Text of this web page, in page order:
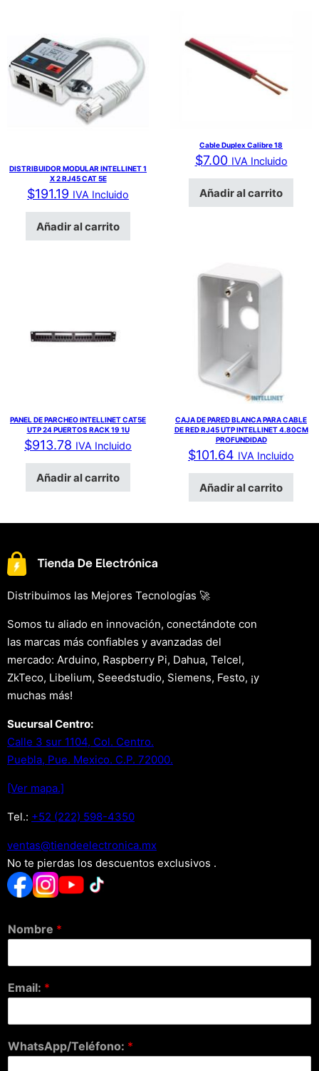
DISTRIBUIDOR MODULAR INTELLINET 1
X 2 RJ45 CAT 5E
$191.19 IVA Incluido
Añadir al carrito
Cable Duplex Calibre 18
$7.00 IVA Incluido
Añadir al carrito
PANEL DE PARCHEO INTELLINET CAT5E
UTP 24 PUERTOS RACK 19 1U
$913.78 IVA Incluido
Añadir al carrito
CAJA DE PARED BLANCA PARA CABLE
DE RED RJ45 UTP INTELLINET 4.80CM
PROFUNDIDAD
$101.64 IVA Incluido
Añadir al carrito
Distribuimos las Mejores Tecnologías 🚀
Somos tu aliado en innovación, conectándote con
las marcas más confiables y avanzadas del
mercado: Arduino, Raspberry Pi, Dahua, Telcel,
ZkTeco, Libelium, Seeedstudio, Siemens, Festo, ¡y
muchas más!
Sucursal Centro:
Calle 3 sur 1104, Col. Centro.
Puebla, Pue. Mexico. C.P. 72000.
[Ver mapa.]
Tel.: +52 (222) 598-4350
xm.acinortceleedneit@satnev
No te pierdas los descuentos exclusivos .
Nombre *
Email: *
WhatsApp/Teléfono: *